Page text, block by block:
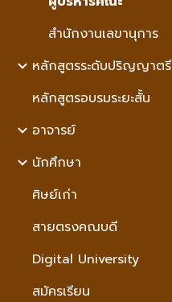
สำนักงานเลขานุการ
หลักสูตรระดับปริญญาตรี
หลักสูตรอบรมระยะสั้่น
อาจารย์
นักศึกษา
ศิษย์เก่า
สายตรงคณบดี
Digital University
สมัครเรียน